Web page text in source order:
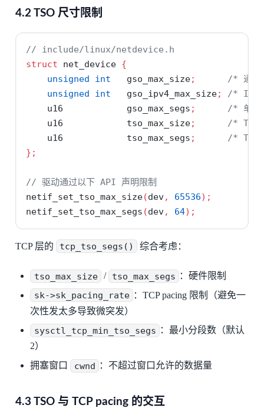
4.2 TSO 尺寸限制
// include/linux/netdevice.h
struct net_device {
unsigned
int
   gso_max_size
;
/* 通用
unsigned
int
   gso_ipv4_max_size
;
/*
    u16            gso_max_segs
;
/* 单个
    u16            tso_max_size
;
/* TSO
    u16            tso_max_segs
;
/* TSO
};
// 驱动通过以下 API 声明限制
netif_set_tso_max_size(dev, 65536);
netif_set_tso_max_segs (dev, 64);
TCP 层的 tcp_tso_segs() 综合考虑：
tso_max_size / tso_max_segs ：硬件限制
sk->sk_pacing_rate ：TCP pacing 限制（避免一
次性发太多导致微突发）
sysctl_tcp_min_tso_segs ：最小分段数（默认
2）
拥塞窗口
cwnd ：不超过窗口允许的数据量
4.3 TSO 与 TCP pacing 的交互